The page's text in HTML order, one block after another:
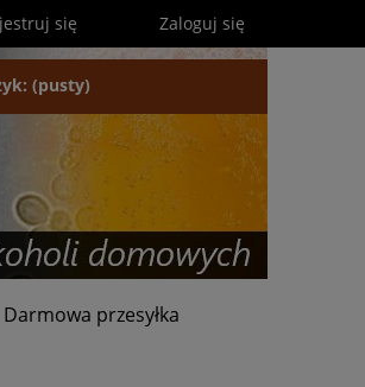
się Zaloguj się
(pusty)
Darmowa przesyłka